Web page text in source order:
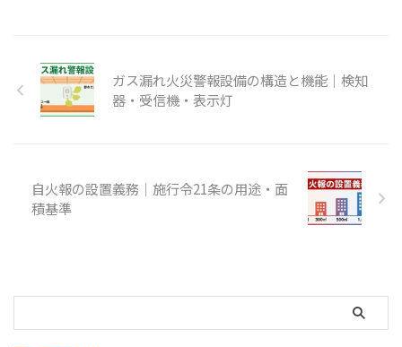
です。まず電気の基礎で回路の見
方を固め、その後に自火報の構
造、法令類別、工事・整備、製図
へ進みます。 確認メモ：第4類の
ガス漏れ火災警報設備の構造と機能｜検知
器・受信機・表示灯
自火報の設置義務｜施行令21条の用途・面
積基準